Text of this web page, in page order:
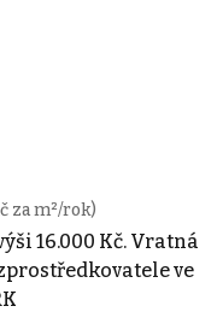
za m²/rok)
16.000 Kč. Vratná
ve